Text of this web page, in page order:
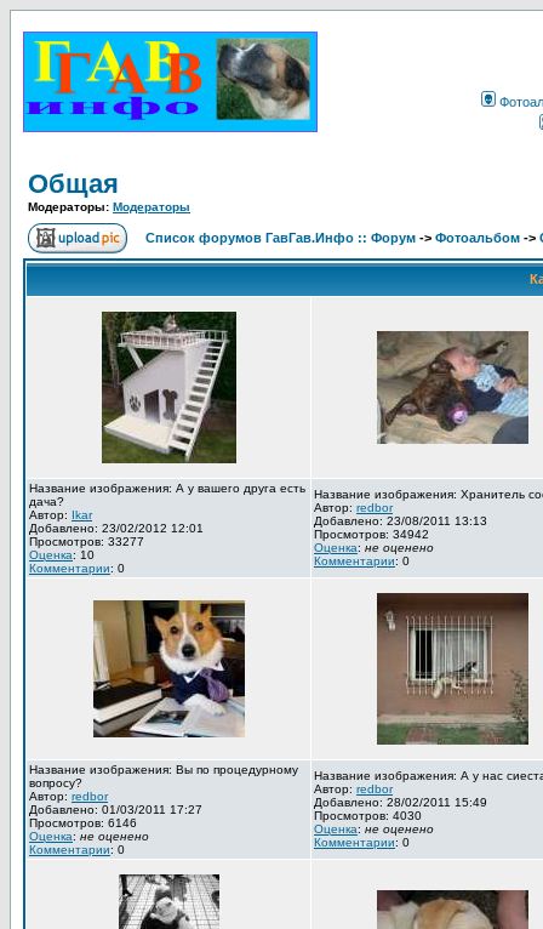
Общая
Модераторы: Модераторы
Список форумов ГавГав.Инфо :: Форум -> Фотоальбом ->
Название изображения: А у вашего друга есть
дача?
Автор: Ikar
Добавлено: 23/02/2012 12:01
Просмотров: 33277
Оценка: 10
Комментарии: 0
Название изображения: Хранитель
Автор: redbor
Добавлено: 23/08/2011 13:13
Просмотров: 34942
Оценка: не оценено
Комментарии: 0
Название изображения: Вы по процедурному
вопросу?
Автор: redbor
Добавлено: 01/03/2011 17:27
Просмотров: 6146
Оценка: не оценено
Комментарии: 0
Название изображения: А у нас
Автор: redbor
Добавлено: 28/02/2011 15:49
Просмотров: 4030
Оценка: не оценено
Комментарии: 0